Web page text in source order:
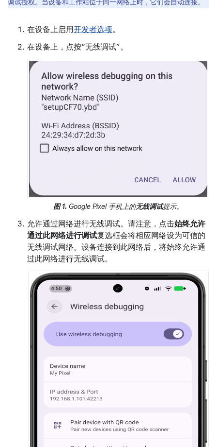
调试授权。当设备和工作站位于同一网络上时，它们会自动连接。
在设备上启用开发者选项。
在设备上，点按“无线调试”。
图 1. Google Pixel 手机上的无线调试提示。
允许通过网络进行无线调试。请注意，点击始终允许
通过此网络进行调试复选框会将相应网络设为可信的
无线调试网络。设备连接到此网络后，将始终允许通
过此网络进行无线调试。